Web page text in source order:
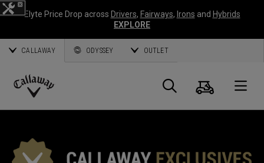
Elyte Price Drop across Drivers, Fairways, Irons and Hybrids
EXPLORE
CALLAWAY ODYSSEY OUTLET
Callaway
Panier